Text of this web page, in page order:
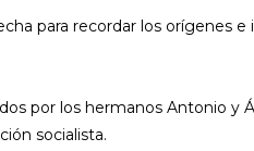
para recordar los orígenes
por los hermanos Antonio y
socialista.